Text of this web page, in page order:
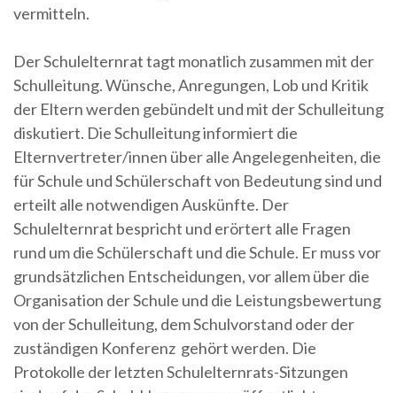
vermitteln.
Der Schulelternrat tagt monatlich zusammen mit der
Schulleitung. Wünsche, Anregungen, Lob und Kritik
der Eltern werden gebündelt und mit der Schulleitung
diskutiert. Die Schulleitung informiert die
Elternvertreter/innen über alle Angelegenheiten, die
für Schule und Schülerschaft von Bedeutung sind und
erteilt alle notwendigen Auskünfte. Der
Schulelternrat bespricht und erörtert alle Fragen
rund um die Schülerschaft und die Schule. Er muss vor
grundsätzlichen Entscheidungen, vor allem über die
Organisation der Schule und die Leistungsbewertung
von der Schulleitung, dem Schulvorstand oder der
zuständigen Konferenz gehört werden. Die
Protokolle der letzten Schulelternrats-Sitzungen